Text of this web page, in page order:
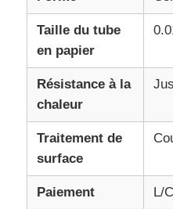
Cercle en aluminium
Bobine en aluminium
bobine en aluminium
Taille du tube
en papier
Résistance à la
chaleur
Traitement de
surface
Paiement L/